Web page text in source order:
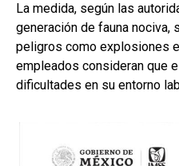
La medida, según las
generación de fauna nociva,
peligros como explosiones
empleados consideran que
dificultades en su entorno